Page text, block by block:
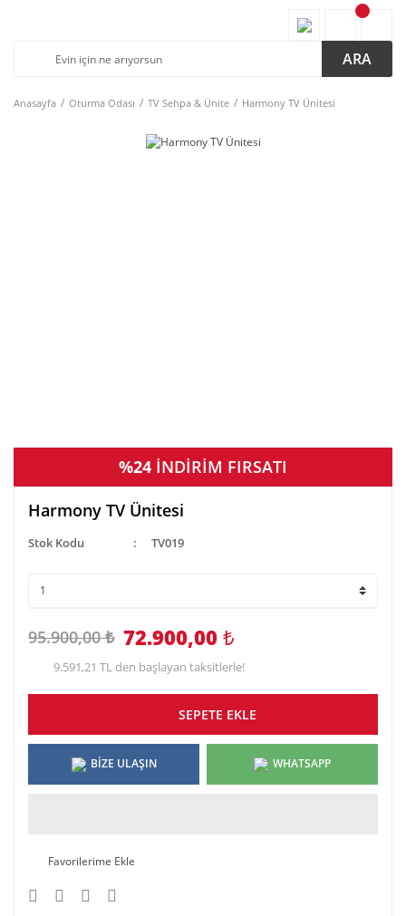
ARA
Anasayfa Oturma Odası TV Sehpa & Ünite Harmony TV Ünitesi
%24 İNDİRİM FIRSATI
Harmony TV Ünitesi
Stok Kodu TV019
95.900,00 ₺ 72.900,00 ₺
9.591,21 TL den başlayan taksitlerle!
SEPETE EKLE
BİZE ULAŞIN WHATSAPP